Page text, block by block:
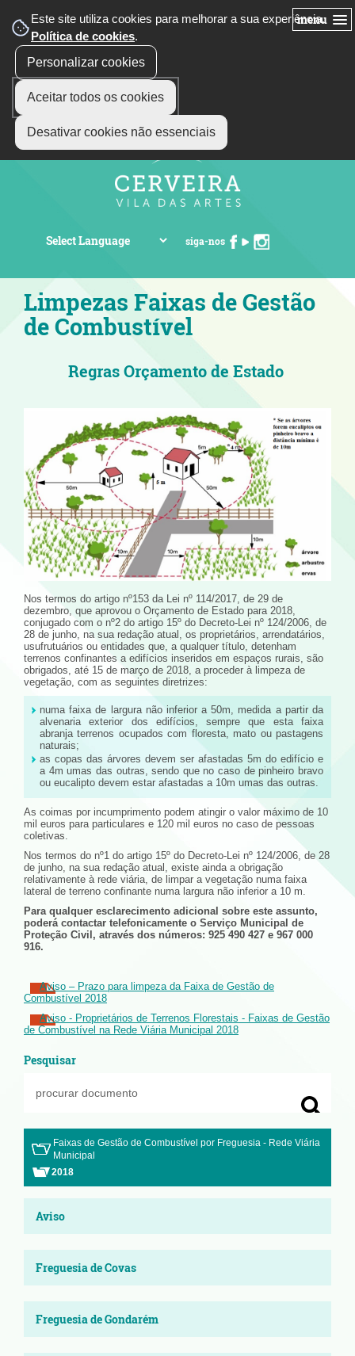
Este site utiliza cookies para melhorar a sua experiência.
Política de cookies.
Personalizar cookies
Aceitar todos os cookies
Desativar cookies não essenciais
menu
siga-nos
Limpezas Faixas de Gestão
de Combustível
Regras Orçamento de Estado
Nos termos do artigo nº153 da Lei nº 114/2017, de 29 de
dezembro, que aprovou o Orçamento de Estado para 2018,
conjugado com o nº2 do artigo 15º do Decreto-Lei nº 124/2006, de
28 de junho, na sua redação atual, os proprietários, arrendatários,
usufrutuários ou entidades que, a qualquer título, detenham
terrenos confinantes a edifícios inseridos em espaços rurais, são
obrigados, até 15 de março de 2018, a proceder à limpeza de
vegetação, com as seguintes diretrizes:
numa faixa de largura não inferior a 50m, medida a partir da
alvenaria exterior dos edifícios, sempre que esta faixa
abranja terrenos ocupados com floresta, mato ou pastagens
naturais;
as copas das árvores devem ser afastadas 5m do edifício e
a 4m umas das outras, sendo que no caso de pinheiro bravo
ou eucalipto devem estar afastadas a 10m umas das outras.
As coimas por incumprimento podem atingir o valor máximo de 10
mil euros para particulares e 120 mil euros no caso de pessoas
coletivas.
Nos termos do nº1 do artigo 15º do Decreto-Lei nº 124/2006, de 28
de junho, na sua redação atual, existe ainda a obrigação
relativamente à rede viária, de limpar a vegetação numa faixa
lateral de terreno confinante numa largura não inferior a 10 m.
Para qualquer esclarecimento adicional sobre este assunto,
poderá contactar telefonicamente o Serviço Municipal de
Proteção Civil, através dos números: 925 490 427 e 967 000
916.
Aviso – Prazo para limpeza da Faixa de Gestão de
Combustível 2018
Aviso - Proprietários de Terrenos Florestais - Faixas de Gestão
de Combustível na Rede Viária Municipal 2018
Pesquisar
Faixas de Gestão de Combustível por Freguesia - Rede Viária
Municipal
2018
Aviso
Freguesia de Covas
Freguesia de Gondarém